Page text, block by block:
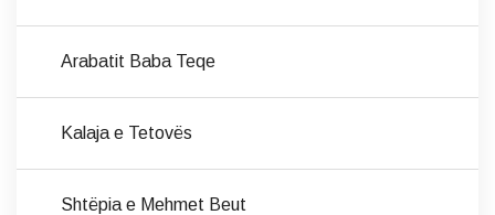
Arabatit Baba Teqe
Kalaja e Tetovës
Shtëpia e Mehmet Beut